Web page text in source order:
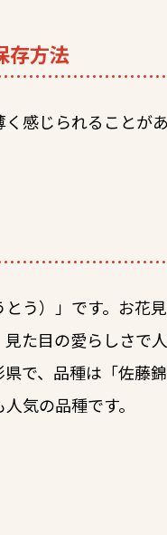
存方法
感じられることが
う）」です。お花
た目の愛らしさで
で、品種は「佐藤
気の品種です。